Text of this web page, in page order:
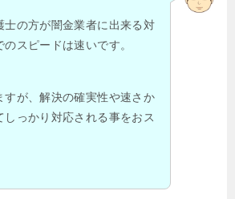
士の方が闇金業者に出来る対
スピードは速いです。
すが、解決の確実性や速さか
しっかり対応される事をおス